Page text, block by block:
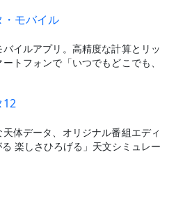
モバイル
イルアプリ。高精度な計算とリッ
トフォンで「いつでもどこでも、
12
体データ、オリジナル番組エディ
楽しさひろげる」天文シミュレー